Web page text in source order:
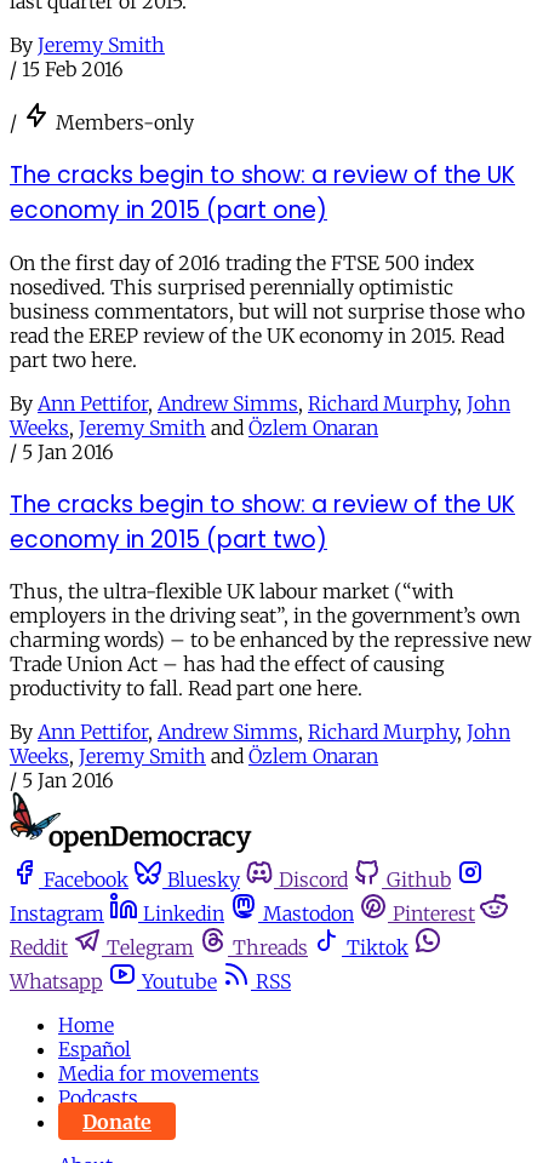
By Jeremy Smith
/ 15 Feb 2016
/ Members-only
The cracks begin to show: a review of the UK
economy in 2015 (part one)
On the first day of 2016 trading the FTSE 500 index
nosedived. This surprised perennially optimistic
business commentators, but will not surprise those who
read the EREP review of the UK economy in 2015. Read
part two here.
By Ann Pettifor, Andrew Simms, Richard Murphy, John
Weeks, Jeremy Smith and Özlem Onaran
/ 5 Jan 2016
The cracks begin to show: a review of the UK
economy in 2015 (part two)
Thus, the ultra-flexible UK labour market (“with
employers in the driving seat”, in the government’s own
charming words) – to be enhanced by the repressive new
Trade Union Act – has had the effect of causing
productivity to fall. Read part one here.
By Ann Pettifor, Andrew Simms, Richard Murphy, John
Weeks, Jeremy Smith and Özlem Onaran
/ 5 Jan 2016
Facebook Bluesky Discord
Github
Instagram
Linkedin Mastodon
Pinterest
Reddit
Telegram Threads
Tiktok
Whatsapp
Youtube
RSS
Home
Español
Media for movements
Podcasts
Donate